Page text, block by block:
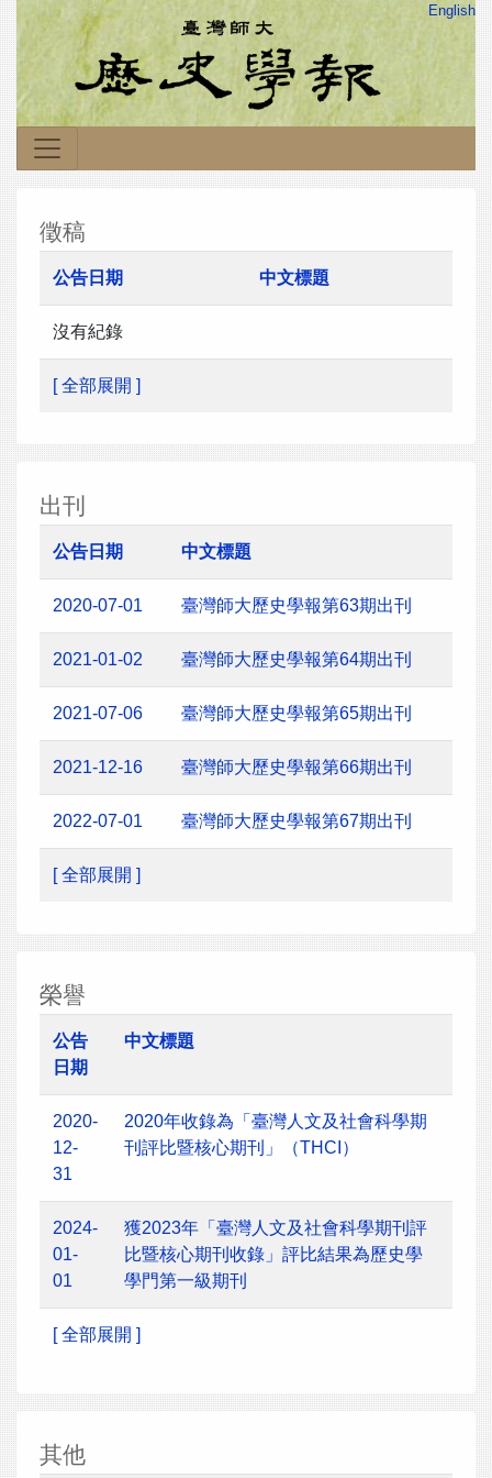
English
徵稿
公告日期 中文標題
沒有紀錄
[ 全部展開 ]
出刊
公告日期 中文標題
2020-07-01 臺灣師大歷史學報第63期出刊
2021-01-02 臺灣師大歷史學報第64期出刊
2021-07-06 臺灣師大歷史學報第65期出刊
2021-12-16 臺灣師大歷史學報第66期出刊
2022-07-01 臺灣師大歷史學報第67期出刊
[ 全部展開 ]
榮譽
公告
日期
中文標題
2020-
12-
31
2020年收錄為「臺灣人文及社會科學期
刊評比暨核心期刊」（THCI）
2024-
01-
01
獲2023年「臺灣人文及社會科學期刊評
比暨核心期刊收錄」評比結果為歷史學
學門第一級期刊
[ 全部展開 ]
其他